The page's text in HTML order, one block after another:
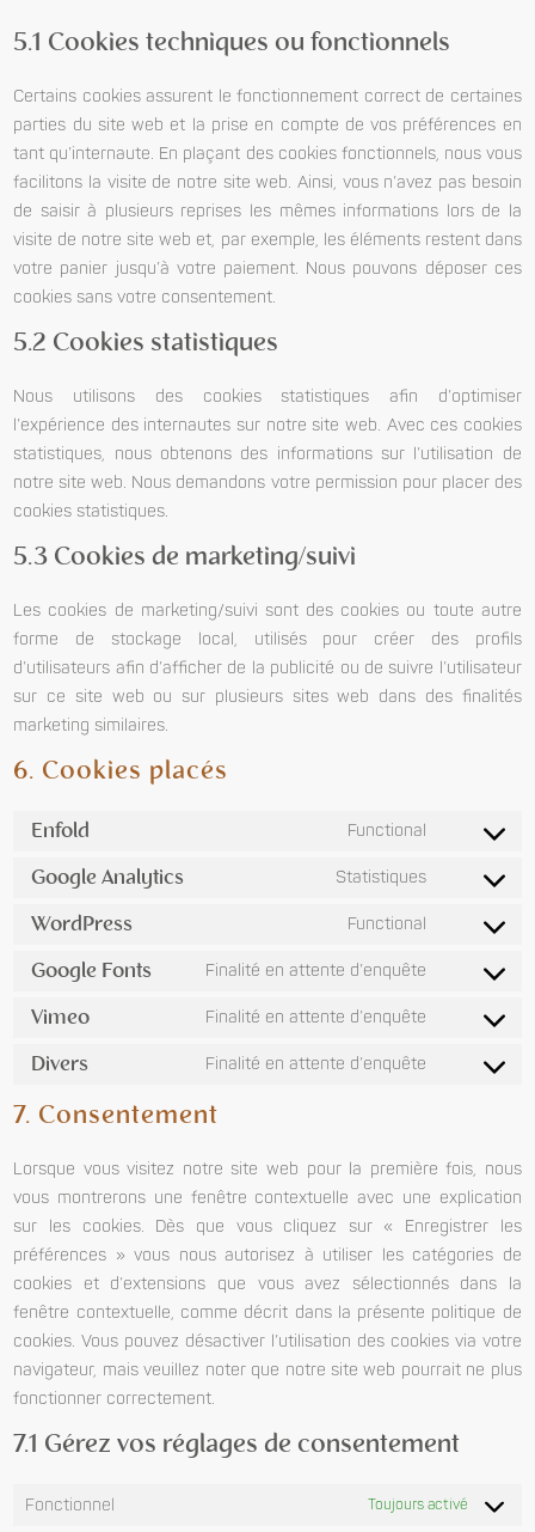
5.1 Cookies techniques ou fonctionnels
Certains cookies assurent le fonctionnement correct de certaines
parties du site web et la prise en compte de vos préférences en
tant qu’internaute. En plaçant des cookies fonctionnels, nous vous
facilitons la visite de notre site web. Ainsi, vous n’avez pas besoin
de saisir à plusieurs reprises les mêmes informations lors de la
visite de notre site web et, par exemple, les éléments restent dans
votre panier jusqu’à votre paiement. Nous pouvons déposer ces
cookies sans votre consentement.
5.2 Cookies statistiques
Nous utilisons des cookies statistiques afin d’optimiser
l’expérience des internautes sur notre site web. Avec ces cookies
statistiques, nous obtenons des informations sur l’utilisation de
notre site web. Nous demandons votre permission pour placer des
cookies statistiques.
5.3 Cookies de marketing/suivi
Les cookies de marketing/suivi sont des cookies ou toute autre
forme de stockage local, utilisés pour créer des profils
d’utilisateurs afin d’afficher de la publicité ou de suivre l’utilisateur
sur ce site web ou sur plusieurs sites web dans des finalités
marketing similaires.
6. Cookies placés
Enfold Functional
Google Analytics Statistiques
WordPress Functional
Google Fonts Finalité en attente d’enquête
Vimeo Finalité en attente d’enquête
Divers Finalité en attente d’enquête
7. Consentement
Lorsque vous visitez notre site web pour la première fois, nous
vous montrerons une fenêtre contextuelle avec une explication
sur les cookies. Dès que vous cliquez sur « Enregistrer les
préférences » vous nous autorisez à utiliser les catégories de
cookies et d’extensions que vous avez sélectionnés dans la
fenêtre contextuelle, comme décrit dans la présente politique de
cookies. Vous pouvez désactiver l’utilisation des cookies via votre
navigateur, mais veuillez noter que notre site web pourrait ne plus
fonctionner correctement.
7.1 Gérez vos réglages de consentement
Fonctionnel Toujours activé